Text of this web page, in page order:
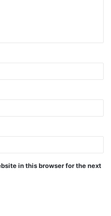
in this browser for the next